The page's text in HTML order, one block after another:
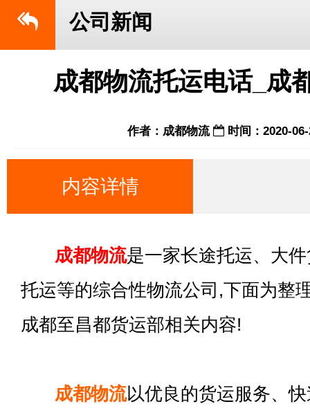
公司新闻
成都物流托运电话_成
作者：成都物流 时间：2020-
内容详情
成都物流是一家长途托运、大
托运等的综合性物流公司,下面为整
成都至昌都货运部相关内容!
成都物流以优良的货运服务、